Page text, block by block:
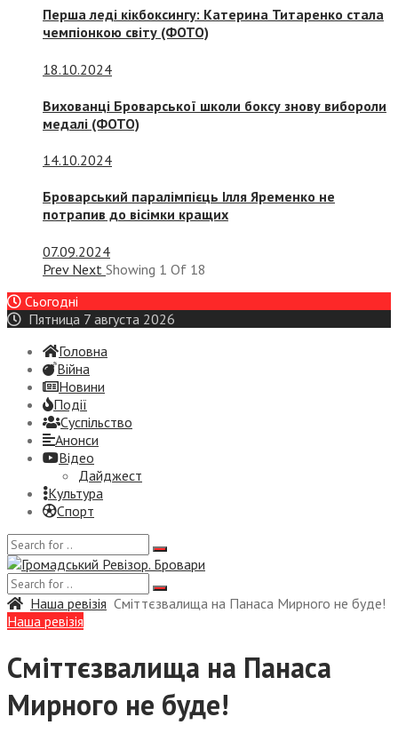
Перша леді кікбоксингу: Катерина Титаренко стала
чемпіонкою світу (ФОТО)
18.10.2024
Вихованці Броварської школи боксу знову вибороли
медалі (ФОТО)
14.10.2024
Броварський паралімпієць Ілля Яременко не
потрапив до вісімки кращих
07.09.2024
Prev Next Showing 1 Of 18
Сьогодні
Пятница 7 августа 2026
Головна
Війна
Новини
Події
Суспiльство
Анонси
Відео
Дайджест
Культура
Спорт
Наша ревізія Сміттєзвалища на Панаса Мирного не буде!
Наша ревізія
Сміттєзвалища на Панаса
Мирного не буде!